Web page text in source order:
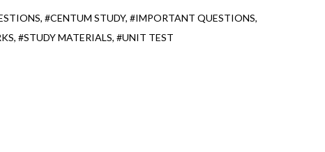
#CENTUM STUDY #IMPORTANT QUESTIONS
#STUDY MATERIALS #UNIT TEST